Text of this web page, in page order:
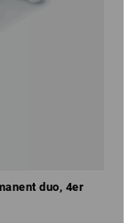
duo, 4er